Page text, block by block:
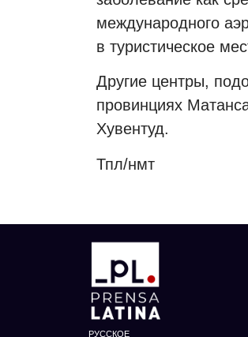
международного
в туристическое
Другие центры,
провинциях
Хувентуд.
Тпл/нмт
РУССКОЕ